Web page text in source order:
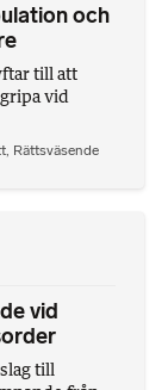
och
till att
vid
, Rättsväsende
vid
till